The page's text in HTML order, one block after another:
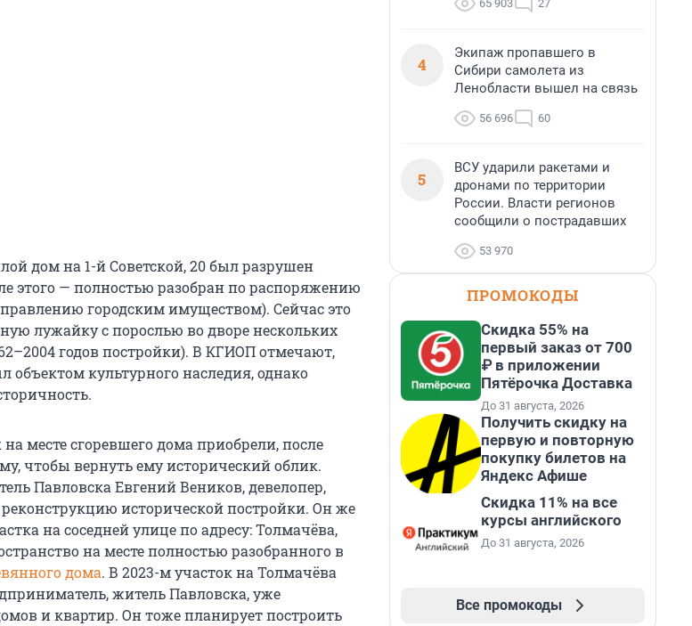
дом на 1-й Советской, 20 был разрушен
этого — полностью разобран по распоряжению
городским имуществом). Сейчас это
лужайку с порослью во дворе нескольких
годов постройки). В КГИОП отмечают,
объектом культурного наследия, однако
месте сгоревшего дома приобрели, после
чтобы вернуть ему исторический облик.
Павловска Евгений Веников, девелопер,
исторической постройки. Он же
на соседней улице по адресу: Толмачёва,
на месте полностью разобранного в
дома. В 2023-м участок на Толмачёва
житель Павловска, уже
и квартир. Он тоже планирует построить
65 903 27
4
Экипаж пропавшего в
Сибири самолета из
Ленобласти вышел на связь
56 696 60
5
ВСУ ударили ракетами и
дронами по территории
России. Власти регионов
сообщили о пострадавших
53 970
ПРОМОКОДЫ
Скидка 55% на
первый заказ от 700
₽ в приложении
Пятёрочка Доставка
До 31 августа, 2026
Получить скидку на
первую и повторную
покупку билетов на
Яндекс Афише
Скидка 11% на все
курсы английского
До 31 августа, 2026
Все промокоды